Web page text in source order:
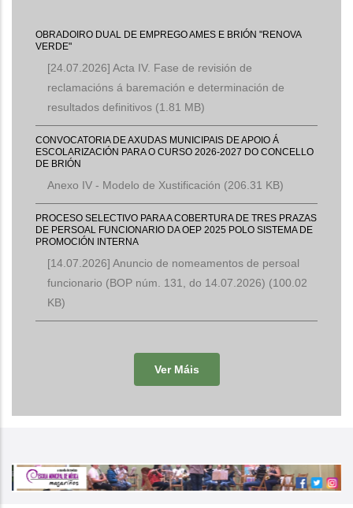
OBRADOIRO DUAL DE EMPREGO AMES E BRIÓN "RENOVA
VERDE"
[24.07.2026] Acta IV. Fase de revisión de
reclamacións á baremación e determinación de
resultados definitivos (1.81 MB)
CONVOCATORIA DE AXUDAS MUNICIPAIS DE APOIO Á
ESCOLARIZACIÓN PARA O CURSO 2026-2027 DO CONCELLO
DE BRIÓN
Anexo IV - Modelo de Xustificación (206.31 KB)
PROCESO SELECTIVO PARA A COBERTURA DE TRES PRAZAS
DE PERSOAL FUNCIONARIO DA OEP 2025 POLO SISTEMA DE
PROMOCIÓN INTERNA
[14.07.2026] Anuncio de nomeamentos de persoal
funcionario (BOP núm. 131, do 14.07.2026) (100.02
KB)
Ver Máis